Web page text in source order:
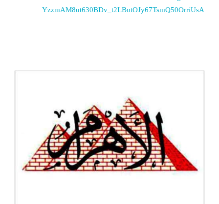
YzzmAM8ut630BDv_t2LBotOJy67TsmQ50OrriUsA